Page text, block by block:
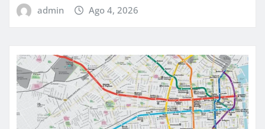
admin Ago 4, 2026